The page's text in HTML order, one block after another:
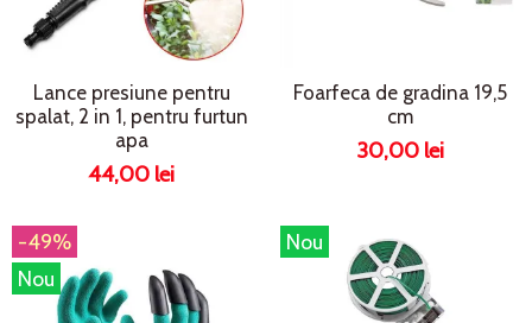
Lance presiune pentru
spalat, 2 in 1, pentru furtun
apa
44,00 lei
Foarfeca de gradina 19,5
cm
30,00 lei
-49%
Nou
Nou